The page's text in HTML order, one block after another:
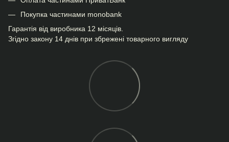
Покупка частинами monobank
Гарантія від виробника 12 місяців.
Згідно закону 14 днів при збрежені товарного вигляду